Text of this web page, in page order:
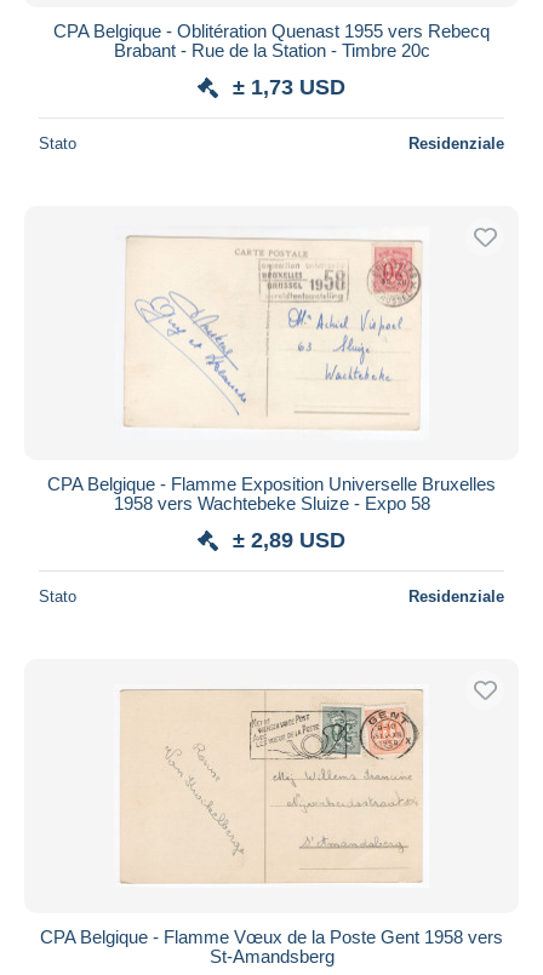
CPA Belgique - Oblitération Quenast 1955 vers Rebecq
Brabant - Rue de la Station - Timbre 20c
± 1,73 USD
Stato Residenziale
CPA Belgique - Flamme Exposition Universelle Bruxelles
1958 vers Wachtebeke Sluize - Expo 58
± 2,89 USD
Stato Residenziale
CPA Belgique - Flamme Vœux de la Poste Gent 1958 vers
St-Amandsberg